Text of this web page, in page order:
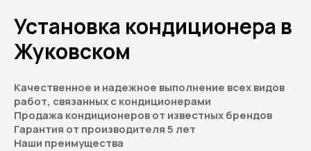
Установка кондиционера в
Жуковском
Качественное и надежное выполнение всех видов
работ, связанных с кондиционерами
Продажа кондиционеров от известных брендов
Гарантия от производителя 5 лет
Наши преимущества